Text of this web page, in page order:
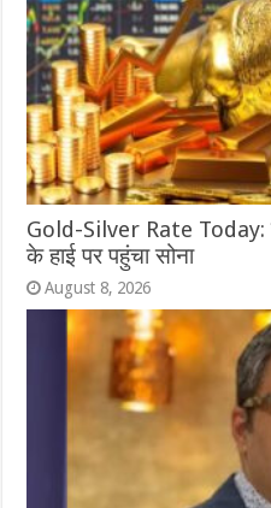
Gold-Silver Rate Today:
के हाई पर पहुंचा सोना
August 8, 2026